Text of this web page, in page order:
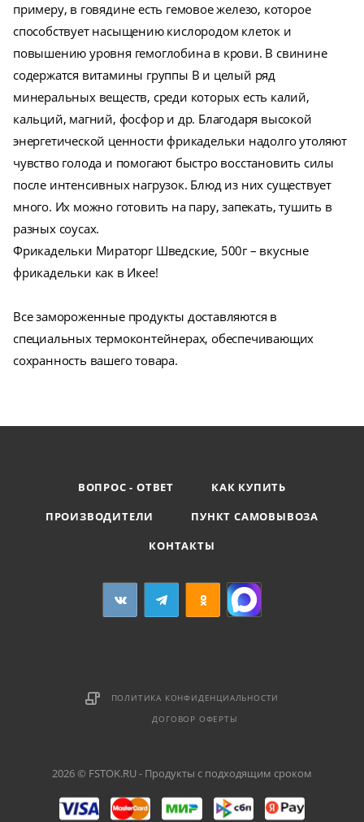
примеру, в говядине есть гемовое железо, которое
способствует насыщению кислородом клеток и
повышению уровня гемоглобина в крови. В свинине
содержатся витамины группы B и целый ряд
минеральных веществ, среди которых есть калий,
кальций, магний, фосфор и др. Благодаря высокой
энергетической ценности фрикадельки надолго утоляют
чувство голода и помогают быстро восстановить силы
после интенсивных нагрузок. Блюд из них существует
много. Их можно готовить на пару, запекать, тушить в
разных соусах.
Фрикадельки Мираторг Шведские, 500г – вкусные
фрикадельки как в Икее!
Все замороженные продукты доставляются в
специальных термоконтейнерах, обеспечивающих
сохранность вашего товара.
ВОПРОС - ОТВЕТ
КАК КУПИТЬ
ПРОИЗВОДИТЕЛИ
ПУНКТ САМОВЫВОЗА
КОНТАКТЫ
ПОЛИТИКА КОНФИДЕНЦИАЛЬНОСТИ
ДОГОВОР ОФЕРТЫ
2026 © FSTOK.RU - Продукты с подходящим сроком